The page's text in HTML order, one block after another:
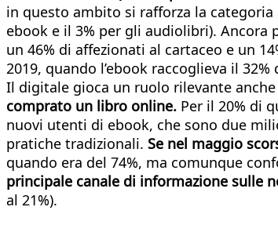
in questo ambito si rafforza la
ebook e il 3% per gli audiolibri). Ancora
un 46% di affezionati al cartaceo e un
2019, quando l’ebook raccoglieva il
Il digitale gioca un ruolo rilevante
comprato un libro online. Per il 20% di
nuovi utenti di ebook, che sono due
pratiche tradizionali. Se nel maggio
quando era del 74%, ma comunque
principale canale di informazione sulle
al 21%).